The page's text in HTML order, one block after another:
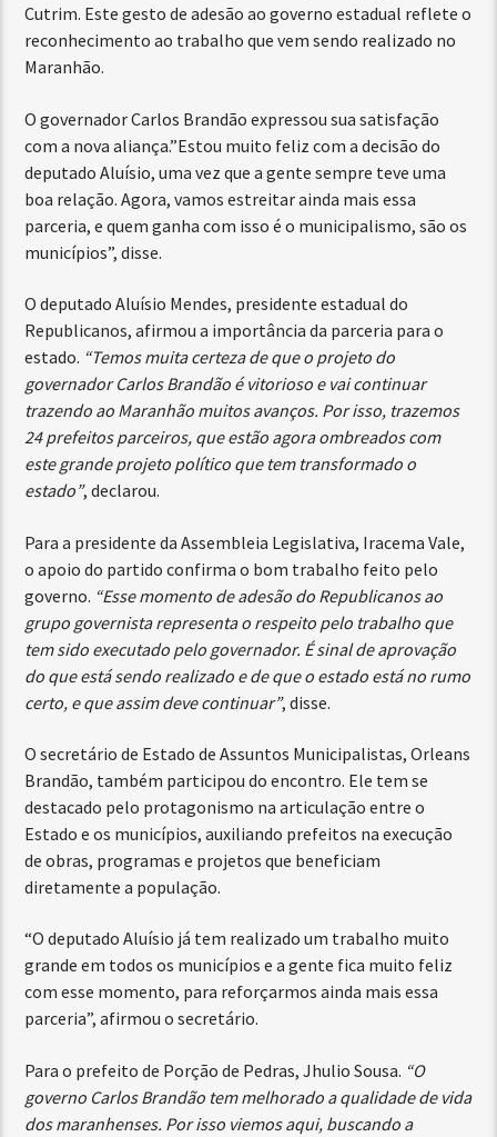
Cutrim. Este gesto de adesão ao governo estadual reflete o
reconhecimento ao trabalho que vem sendo realizado no
Maranhão.
O governador Carlos Brandão expressou sua satisfação
com a nova aliança.”Estou muito feliz com a decisão do
deputado Aluísio, uma vez que a gente sempre teve uma
boa relação. Agora, vamos estreitar ainda mais essa
parceria, e quem ganha com isso é o municipalismo, são os
municípios”, disse.
O deputado Aluísio Mendes, presidente estadual do
Republicanos, afirmou a importância da parceria para o
estado. “Temos muita certeza de que o projeto do
governador Carlos Brandão é vitorioso e vai continuar
trazendo ao Maranhão muitos avanços. Por isso, trazemos
24 prefeitos parceiros, que estão agora ombreados com
este grande projeto político que tem transformado o
estado”, declarou.
Para a presidente da Assembleia Legislativa, Iracema Vale,
o apoio do partido confirma o bom trabalho feito pelo
governo. “Esse momento de adesão do Republicanos ao
grupo governista representa o respeito pelo trabalho que
tem sido executado pelo governador. É sinal de aprovação
do que está sendo realizado e de que o estado está no rumo
certo, e que assim deve continuar”, disse.
O secretário de Estado de Assuntos Municipalistas, Orleans
Brandão, também participou do encontro. Ele tem se
destacado pelo protagonismo na articulação entre o
Estado e os municípios, auxiliando prefeitos na execução
de obras, programas e projetos que beneficiam
diretamente a população.
“O deputado Aluísio já tem realizado um trabalho muito
grande em todos os municípios e a gente fica muito feliz
com esse momento, para reforçarmos ainda mais essa
parceria”, afirmou o secretário.
Para o prefeito de Porção de Pedras, Jhulio Sousa. “O
governo Carlos Brandão tem melhorado a qualidade de vida
dos maranhenses. Por isso viemos aqui, buscando a